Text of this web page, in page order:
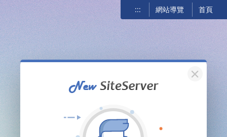
::: 網站導覽 首頁
關閉